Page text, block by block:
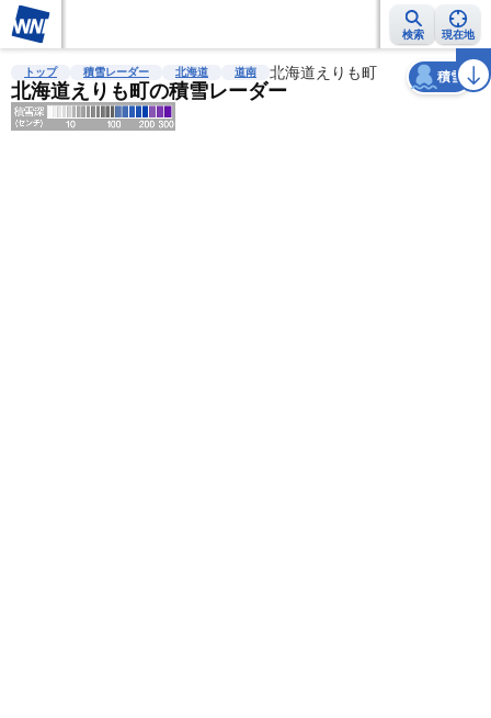
検索 現在地
雨雲レーダー 台風情報 地震情報 警報・注意報 2週間天気 ラ
トップ 積雪レーダー 北海道 道南 北海道えりも町
北海道えりも町の積雪レーダー
積雪
天気 台風